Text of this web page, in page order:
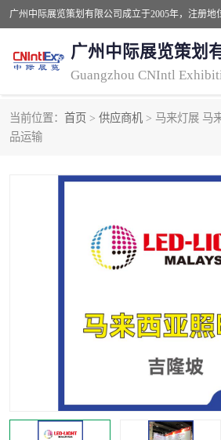
广州中际展览策划
当前位置： 首页 > 供应商机 > 马来灯展 马
品运输
2025年国外照明展
照明展 展
2025年国外广告标识展